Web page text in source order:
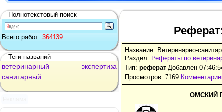
Полнотекстовый поиск
Всего работ: 364139
Теги названий
ветеринарный
экспертиза
санитарный
Название: Ветеринарно-
Раздел: Рефераты по
Тип: реферат Добавлен
Просмотров: 7169
ОМСКИЙ